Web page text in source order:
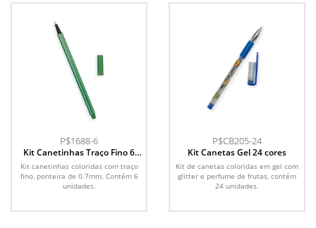
P$1688-6
Kit Canetinhas Traço Fino 6
cores
Kit canetinhas coloridas com traço
fino, ponteira de 0.7mm. Contém 6
unidades.
P$CB205-24
Kit Canetas Gel 24 cores
Kit de canetas coloridas em gel com
glitter e perfume de frutas, contém
24 unidades.